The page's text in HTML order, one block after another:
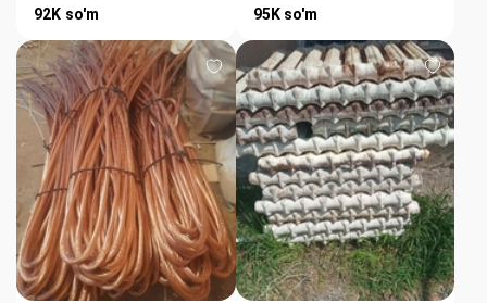
92K so'm 95K so'm